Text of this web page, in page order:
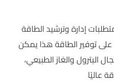
بتطبيق متطلبات إدارة وترشيد الطاقة
على توفير الطاقة هذا يمكن
والغاز الطبيعي،
عاليًا